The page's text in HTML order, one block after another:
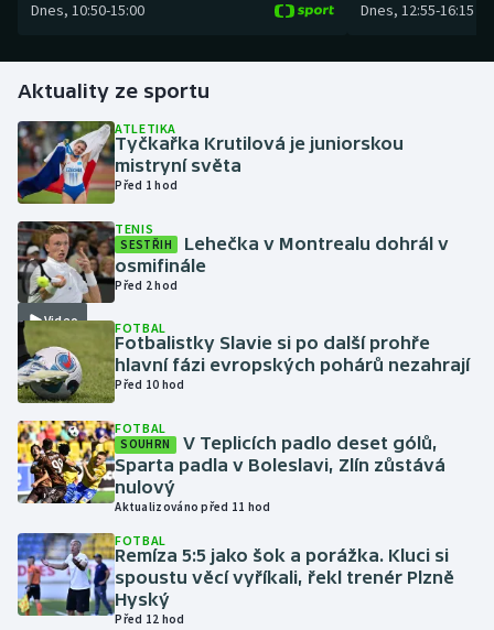
Florbal
Futsal
Golf
Gymnastika
Házená
Jezdectví
Judo
Krasobruslení
Lezení
Lyže a snowboard
Moderní pětiboj
Motorsport
Dnes, 10:50-15:00 Dnes, 12:55-16:15
Aktuality ze sportu
ATLETIKA
Tyčkařka Krutilová je juniorskou
mistryní světa
Před 1 hod
Video
TENIS
SESTŘIH
Lehečka v Montrealu dohrál v
osmifinále
Před 2 hod
FOTBAL
Fotbalistky Slavie si po další prohře
hlavní fázi evropských pohárů nezahrají
Před 10 hod
FOTBAL
SOUHRN
V Teplicích padlo deset gólů,
Sparta padla v Boleslavi, Zlín zůstává
nulový
Aktualizováno před 11 hod
FOTBAL
Remíza 5:5 jako šok a porážka. Kluci si
spoustu věcí vyříkali, řekl trenér Plzně
Hyský
Před 12 hod